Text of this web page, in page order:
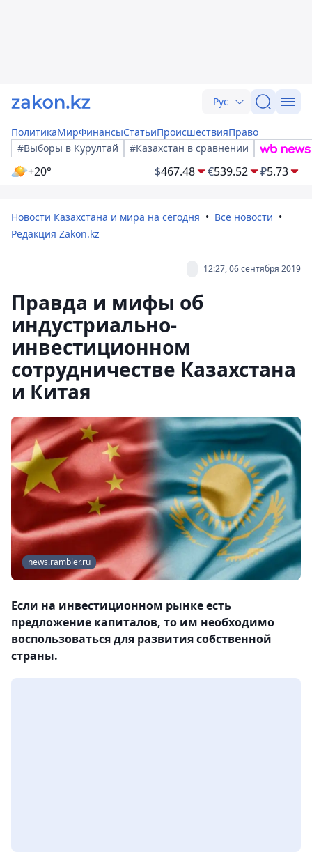
Рус
ПолитикаМирФинансыСтатьиПроисшествияПраво
#Выборы в Курултай
#Казахстан в сравнении
+20° $467.48 €539.52 ₽5.73
Новости Казахстана и мира на сегодня
Все новости
Редакция Zakon.kz
12:27, 06 сентября 2019
Правда и мифы об
индустриально-
инвестиционном
сотрудничестве Казахстана
и Китая
news.rambler.ru
Если на инвестиционном рынке есть
предложение капиталов, то им необходимо
воспользоваться для развития собственной
страны.